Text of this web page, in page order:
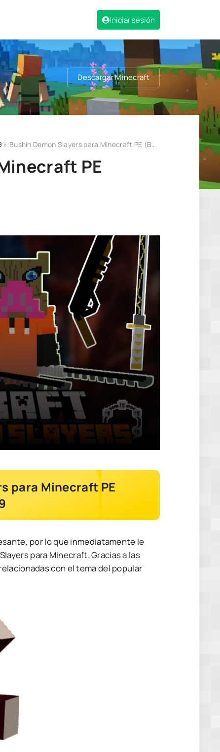
Iniciar sesión
Descargar Minecraft
» Bushin Demon Slayers para Minecraft PE (Bedrock) 1.19
PE
para Minecraft PE
por lo que inmediatamente le
para Minecraft. Gracias a las
con el tema del popular